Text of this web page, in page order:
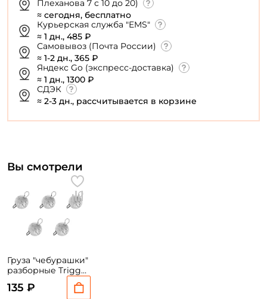
Плеханова 7 с 10 до 20)
≈ сегодня, бесплатно
Курьерская служба "EMS"
≈ 1 дн., 485 ₽
Самовывоз (Почта России)
≈ 1-2 дн., 365 ₽
Яндекс Go (экспресс-доставка)
≈ 1 дн., 1300 ₽
СДЭК
≈ 2-3 дн., рассчитывается в корзине
Вы смотрели
Груза "чебурашки"
разборные Trigger
Baits "Шар" 28 гр. 5
шт.
135 ₽